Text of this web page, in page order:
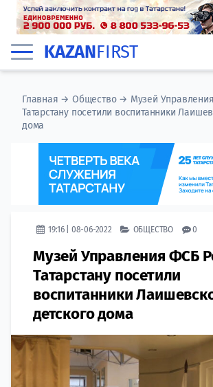
KAZANFIRST
Главная →Общество→ Музей
Татарстану посетили ​воспитанники
дома
19:16 | 08-06-2022 ОБЩЕСТВО 0
Музей Управления ФСБ
Татарстану посетили ​
воспитанники
детского дома